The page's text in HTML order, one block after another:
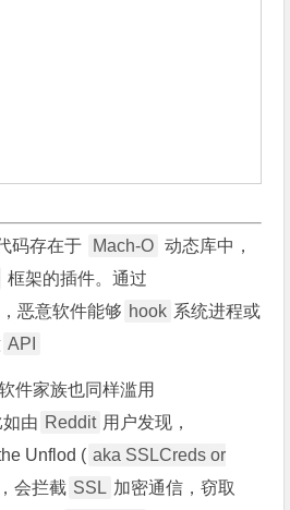
码存在于 Mach-O 动态库中，
框架的插件。通过
，恶意软件能够 hook 系统进程或
API
件家族也同样滥用
由 Reddit 用户发现，
Unflod ( aka SSLCreds or
会拦截 SSL 加密通信，窃取